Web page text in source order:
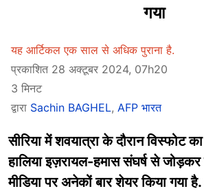
गया
यह आर्टिकल एक साल से अधिक पुराना है.
प्रकाशित 28 अक्टूबर 2024, 07h20
3 मिनट
द्वारा Sachin BAGHEL, AFP भारत
सीरिया में शवयात्रा के दौरान विस्फोट का
हालिया इज़रायल-हमास संघर्ष से
मीडिया पर अनेकों बार शेयर किया गया